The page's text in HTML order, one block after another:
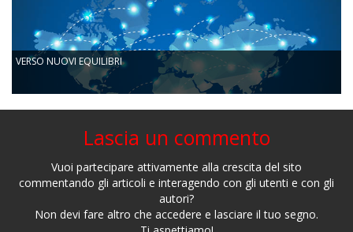
VERSO NUOVI EQUILIBRI
Lascia un commento
Vuoi partecipare attivamente alla crescita del sito
commentando gli articoli e interagendo con gli utenti e con gli
autori?
Non devi fare altro che accedere e lasciare il tuo segno.